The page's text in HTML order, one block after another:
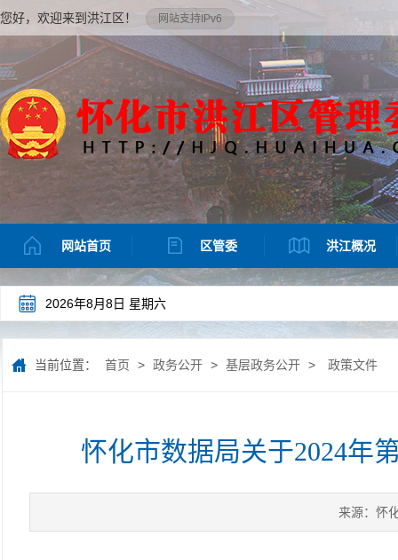
您好，欢迎来到洪江区！ 网站支持IPv6
网站首页 区管委 洪江概况
2026年8月8日 星期六
当前位置： 首页 > 政务公开 > 基层政务公开 > 政策文件
怀化市数据局关于2024年
来源：怀